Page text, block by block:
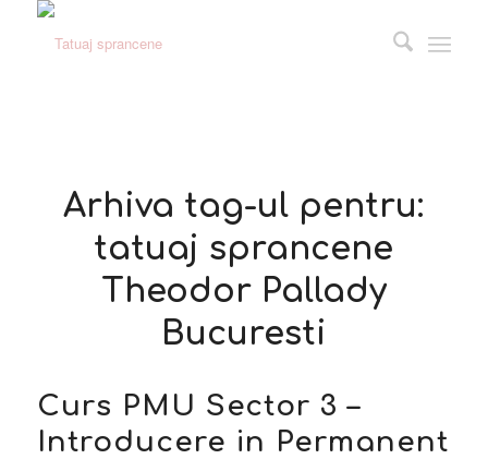
Arhiva tag-ul pentru:
tatuaj sprancene
Theodor Pallady
Bucuresti
Curs PMU Sector 3 –
Introducere in Permanent